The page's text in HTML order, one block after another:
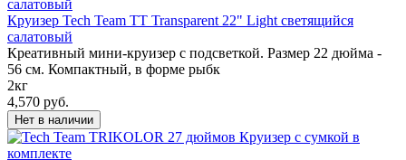
Круизер Tech Team TT Transparent 22" Light светящийся
салатовый
Креативный мини-круизер с подсветкой. Размер 22 дюйма -
56 см. Компактный, в форме рыбк
2кг
4,570 руб.